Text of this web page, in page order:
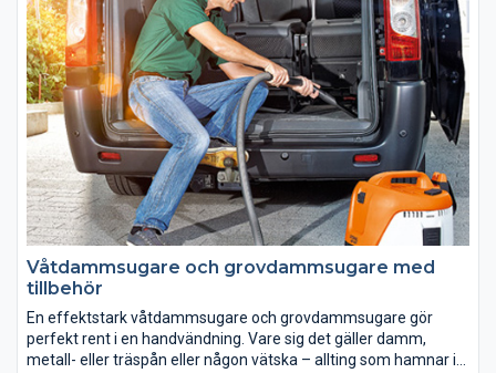
rabatter och gångar till utgallring i skogspartier. I vår online
produktkatalog hittar du mer information om varje modell eller
besök din närmaste STIHL Servande Fackhandlare, som gärna
hjälper dig.
Våtdammsugare och grovdammsugare med
tillbehör
En effektstark våtdammsugare och grovdammsugare gör
perfekt rent i en handvändning. Vare sig det gäller damm,
metall- eller träspån eller någon vätska – allting som hamnar i